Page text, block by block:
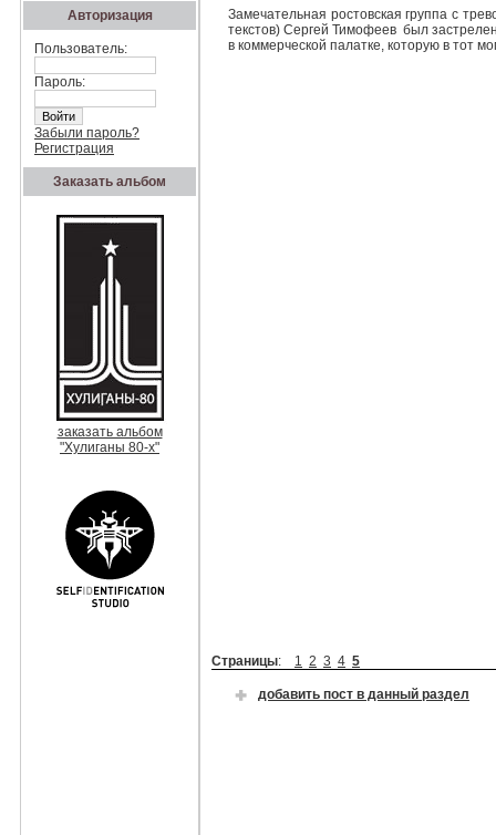
Авторизация
Пользователь:
Пароль:
Забыли пароль?
Регистрация
Заказать альбом
заказать альбом
"Хулиганы 80-х"
Замечательная ростовская группа с
текстов) Сергей Тимофеев был
в коммерческой палатке, которую в тот
Страницы: 1 2 3 4 5
добавить пост в данный раздел